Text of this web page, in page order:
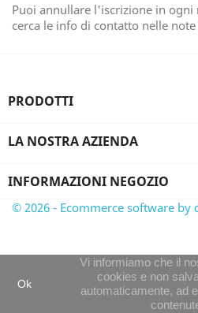
Puoi annullare l'iscrizione in ogni
cerca le info di contatto nelle
PRODOTTI
LA NOSTRA AZIENDA
INFORMAZIONI NEGOZIO
Ok
Vi informiamo che il
cookies e non
automaticamente, ad
© 2026 - Ecommerce software by